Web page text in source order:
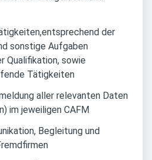
der
sonstige Aufgaben
Qualifikation, sowie
Tätigkeiten
aller relevanten Daten
im jeweiligen CAFM
Begleitung und